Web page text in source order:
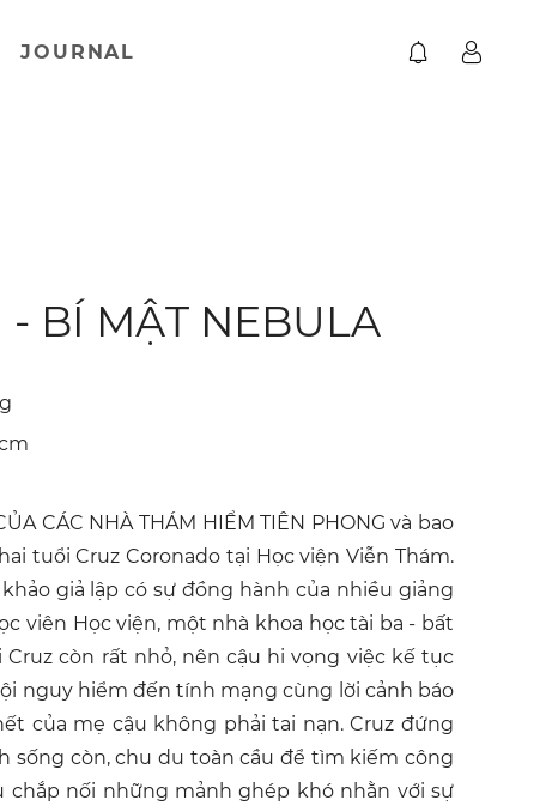
JOURNAL
- BÍ MẬT NEBULA
CÁC NHÀ THÁM HIỂM TIÊN PHONG và bao
tuổi Cruz Coronado tại Học viện Viễn Thám.
giả lập có sự đồng hành của nhiều giảng
viên Học viện, một nhà khoa học tài ba - bất
còn rất nhỏ, nên cậu hi vọng việc kế tục
nguy hiểm đến tính mạng cùng lời cảnh báo
của mẹ cậu không phải tai nạn. Cruz đứng
sống còn, chu du toàn cầu để tìm kiếm công
nối những mảnh ghép khó nhằn với sự